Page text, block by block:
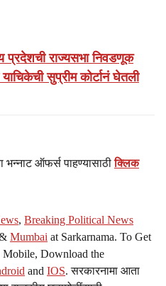
राज्यसभा निवडणूक
सुप्रीम कोर्टानं घेतली
भन्नाट ऑफर्स पाहण्यासाठीक्लिक
, Breaking Political News
Mumbai at Sarkarnama. To Get
Download the
and IOS. सरकारनामा आता